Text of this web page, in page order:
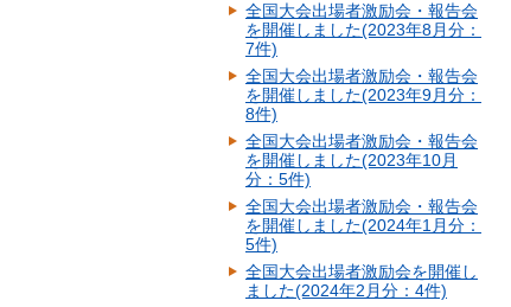
全国大会出場者激励会・報告会
を開催しました(2023年8月分：
7件)
全国大会出場者激励会・報告会
を開催しました(2023年9月分：
8件)
全国大会出場者激励会・報告会
を開催しました(2023年10月
分：5件)
全国大会出場者激励会・報告会
を開催しました(2024年1月分：
5件)
全国大会出場者激励会を開催し
ました(2024年2月分：4件)